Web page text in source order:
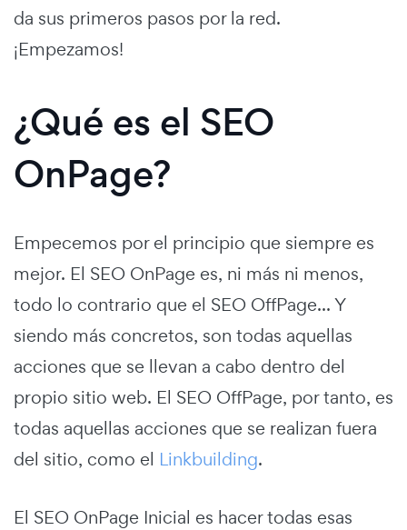
da sus primeros pasos por la red.
¡Empezamos!
¿Qué es el SEO
OnPage?
Empecemos por el principio que siempre es
mejor. El SEO OnPage es, ni más ni menos,
todo lo contrario que el SEO OffPage... Y
siendo más concretos, son todas aquellas
acciones que se llevan a cabo dentro del
propio sitio web. El SEO OffPage, por tanto, es
todas aquellas acciones que se realizan fuera
del sitio, como el Linkbuilding.
El SEO OnPage Inicial es hacer todas esas